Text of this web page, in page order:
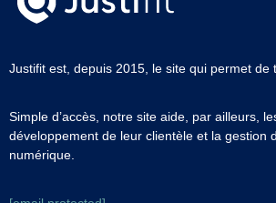
Justifit est, depuis 2015, le site qui permet de
Simple d’accès, notre site aide, par ailleurs,
développement de leur clientèle et la gestion
numérique.